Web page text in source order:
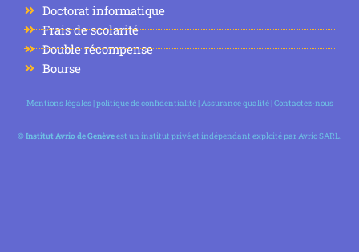
Doctorat informatique
Frais de scolarité
Double récompense
Bourse
Mentions légales|politique de confidentialité|Assurance qualité|Contactez-nous
©Institut Avrio de Genèveest un institut privé et indépendant exploité par Avrio SARL.